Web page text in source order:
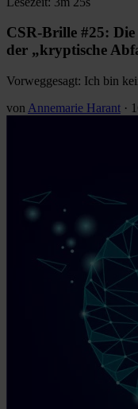
CSR-Brille #25:
der „kryptische
Vorweggesagt: Ich bin
von Annemarie Harant ·